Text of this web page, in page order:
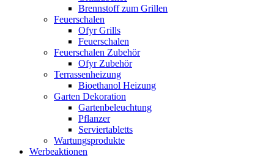
Brennstoff zum Grillen
Feuerschalen
Ofyr Grills
Feuerschalen
Feuerschalen Zubehör
Ofyr Zubehör
Terrassenheizung
Bioethanol Heizung
Garten Dekoration
Gartenbeleuchtung
Pflanzer
Serviertabletts
Wartungsprodukte
Werbeaktionen